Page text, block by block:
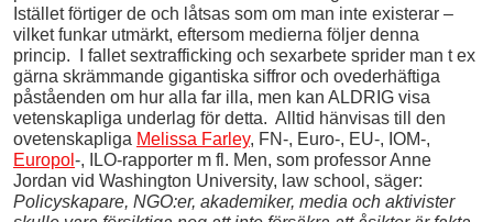
Istället förtiger de och låtsas som om man inte existerar –
vilket funkar utmärkt, eftersom medierna följer denna
princip. I fallet sextrafficking och sexarbete sprider man t ex
gärna skrämmande gigantiska siffror och ovederhäftiga
påståenden om hur alla far illa, men kan ALDRIG visa
vetenskapliga underlag för detta. Alltid hänvisas till den
ovetenskapliga Melissa Farley, FN-, Euro-, EU-, IOM-,
Europol -, ILO-rapporter m fl. Men, som professor Anne
Jordan vid Washington University, law school, säger:
Policyskapare, NGO:er, akademiker, media och aktivister